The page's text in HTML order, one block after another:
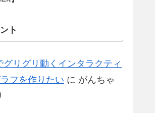
ト
グリグリ動くインタラクティ
フを作りたい に がんちゃ